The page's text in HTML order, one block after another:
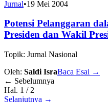
Jurnal•19 Mei 2004
Potensi Pelanggaran
Presiden dan Wakil
Topik: Jurnal Nasional
Oleh: Saldi IsraBaca Esai →
← Sebelumnya
Hal. 1 / 2
Selanjutnya →